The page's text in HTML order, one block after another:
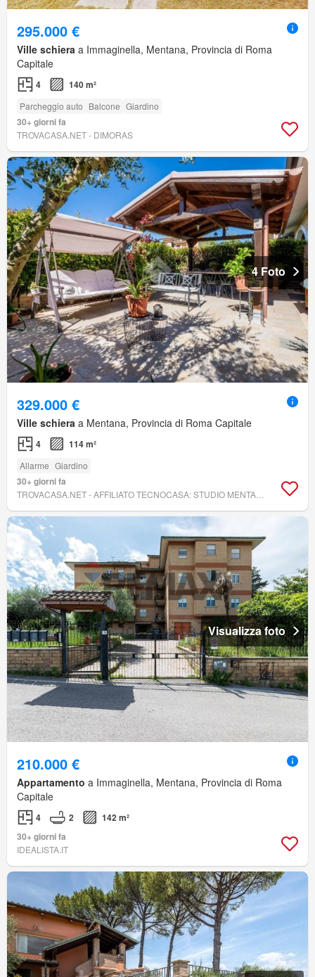
295.000 €
Ville schiera a Immaginella, Mentana, Provincia di Roma
Capitale
4 140 m²
Parcheggio auto Balcone Giardino
30+ giorni fa
TROVACASA.NET - DIMORAS
4 Foto
329.000 €
Ville schiera a Mentana, Provincia di Roma Capitale
4 114 m²
Allarme Giardino
30+ giorni fa
Visualizza foto
210.000 €
Appartamento a Immaginella, Mentana, Provincia di Roma
Capitale
4 2
142 m²
30+ giorni fa
IDEALISTA.IT